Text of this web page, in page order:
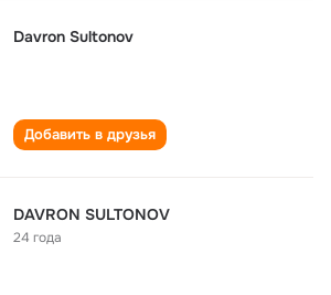
Davron Sultonov
Добавить в друзья
DAVRON SULTONOV
24 года